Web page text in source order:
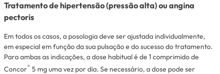
Tratamento de hipertensão (pressão alta) ou angina
pectoris
Em todos os casos, a posologia deve ser ajustada individualmente,
em especial em função da sua pulsação e do sucesso do tratamento.
Para ambas as indicações, a dose habitual é de 1 comprimido de
Concor® 5 mg uma vez por dia. Se necessário, a dose pode ser